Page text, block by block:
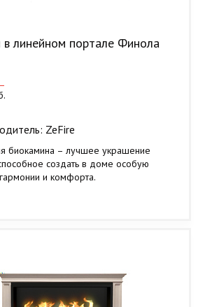
в линейном портале Финола
ZeFire
биокамина – лучшее украшение
создать в доме особую
и комфорта.